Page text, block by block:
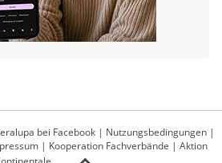
bei Facebook | Nutzungsbedingungen |
| Kooperation Fachverbände | Aktion